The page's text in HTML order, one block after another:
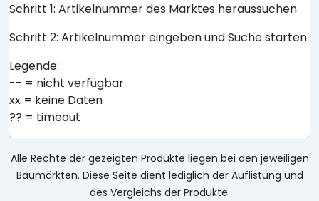
Schritt 1: Artikelnummer des Marktes heraussuchen
Schritt 2: Artikelnummer eingeben und Suche starten
Legende:
-- = nicht verfügbar
xx = keine Daten
?? = timeout
Alle Rechte der gezeigten Produkte liegen bei den jeweiligen
Baumärkten. Diese Seite dient lediglich der Auflistung und
des Vergleichs der Produkte.